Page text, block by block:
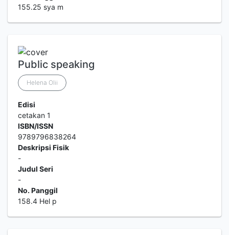
155.25 sya m
Public speaking
Helena Olii
Edisi
cetakan 1
ISBN/ISSN
9789796838264
Deskripsi Fisik
-
Judul Seri
-
No. Panggil
158.4 Hel p